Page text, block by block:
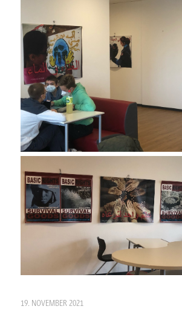
19. NOVEMBER 2021